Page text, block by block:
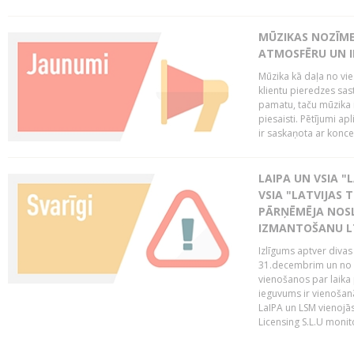
MŪZIKAS
ATMOSFĒRU UN
Mūzika kā daļa no
klientu pieredzes
pamatu, taču
piesaisti. Pētījumi
ir saskaņota ar
LAIPA UN VSIA
VSIA "LATVIJAS
PĀRŅĒMĒJA
IZMANTOŠANU
Izlīgums aptver
31.decembrim un no
vienošanos par
ieguvums ir
LaIPA un LSM
Licensing S.L.U